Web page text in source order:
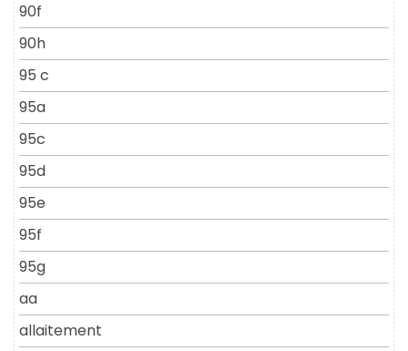
90f
90h
95 c
95a
95c
95d
95e
95f
95g
aa
allaitement